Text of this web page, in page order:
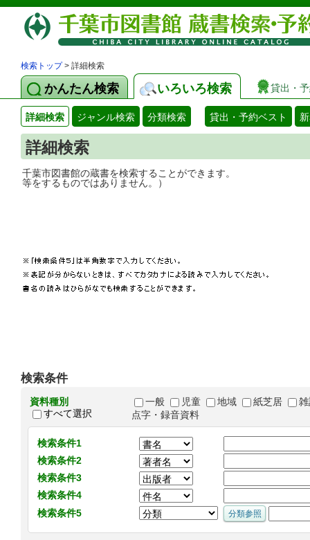
検索トップ> 詳細検索
かんたん検索 いろいろ検索 貸出・
詳細検索 ジャンル検索 分類検索 貸出・予約ベスト
詳細検索
千葉市図書館の蔵書を検索することがで
等をするものではありません。）
検索条件
資料種別
すべて選択
一般 児童 地域 紙芝居
点字・録音資料
検索条件1
検索条件2
検索条件3
検索条件4
検索条件5